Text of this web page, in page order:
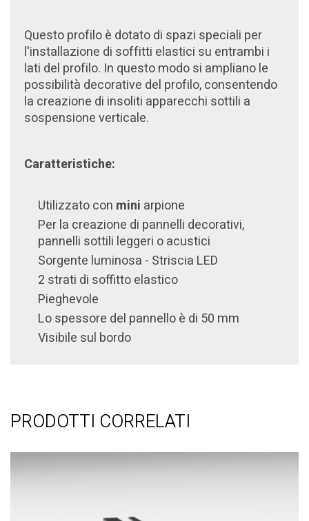
Questo profilo è dotato di spazi speciali per
l'installazione di soffitti elastici su entrambi i
lati del profilo. In questo modo si ampliano le
possibilità decorative del profilo, consentendo
la creazione di insoliti apparecchi sottili a
sospensione verticale.
Caratteristiche:
Utilizzato con mini arpione
Per la creazione di pannelli decorativi,
pannelli sottili leggeri o acustici
Sorgente luminosa - Striscia LED
2 strati di soffitto elastico
Pieghevole
Lo spessore del pannello è di 50 mm
Visibile sul bordo
PRODOTTI CORRELATI